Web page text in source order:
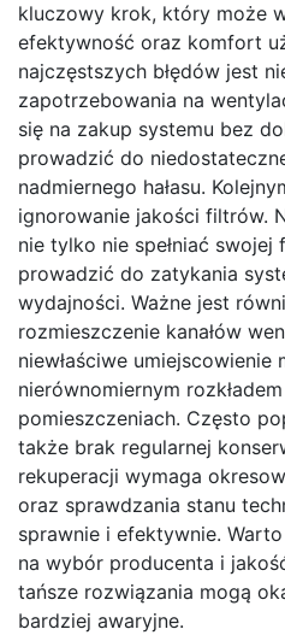
kluczowy krok, który może
efektywność oraz komfort
najczęstszych błędów jest
zapotrzebowania na
się na zakup systemu bez
prowadzić do
nadmiernego hałasu.
ignorowanie jakości filtrów.
nie tylko nie spełniać swojej
prowadzić do zatykania
wydajności. Ważne jest
rozmieszczenie kanałów
niewłaściwe umiejscowienie
nierównomiernym
pomieszczeniach. Często
także brak regularnej
rekuperacji wymaga
oraz sprawdzania stanu
sprawnie i efektywnie.
na wybór producenta i
tańsze rozwiązania mogą
bardziej awaryjne.